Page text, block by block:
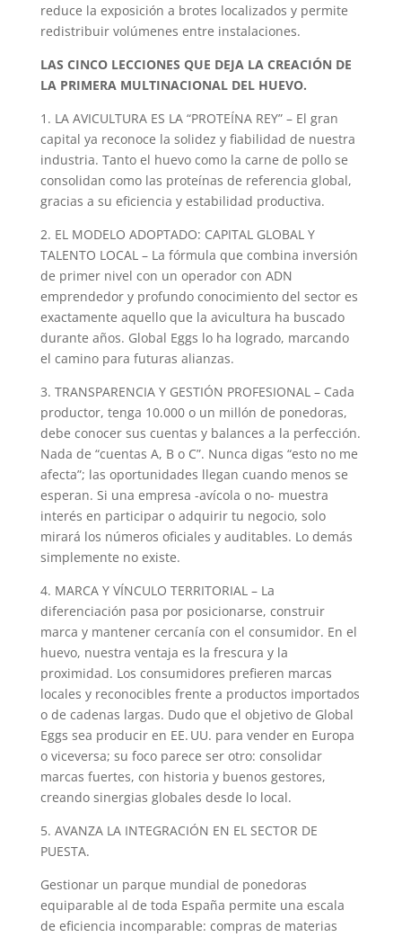
reduce la exposición a brotes localizados y permite
redistribuir volúmenes entre instalaciones.
LAS CINCO LECCIONES QUE DEJA LA CREACIÓN DE
LA PRIMERA MULTINACIONAL DEL HUEVO.
1. LA AVICULTURA ES LA “PROTEÍNA REY” – El gran
capital ya reconoce la solidez y fiabilidad de nuestra
industria. Tanto el huevo como la carne de pollo se
consolidan como las proteínas de referencia global,
gracias a su eficiencia y estabilidad productiva.
2. EL MODELO ADOPTADO: CAPITAL GLOBAL Y
TALENTO LOCAL – La fórmula que combina inversión
de primer nivel con un operador con ADN
emprendedor y profundo conocimiento del sector es
exactamente aquello que la avicultura ha buscado
durante años. Global Eggs lo ha logrado, marcando
el camino para futuras alianzas.
3. TRANSPARENCIA Y GESTIÓN PROFESIONAL – Cada
productor, tenga 10.000 o un millón de ponedoras,
debe conocer sus cuentas y balances a la perfección.
Nada de “cuentas A, B o C”. Nunca digas “esto no me
afecta”; las oportunidades llegan cuando menos se
esperan. Si una empresa -avícola o no- muestra
interés en participar o adquirir tu negocio, solo
mirará los números oficiales y auditables. Lo demás
simplemente no existe.
4. MARCA Y VÍNCULO TERRITORIAL – La
diferenciación pasa por posicionarse, construir
marca y mantener cercanía con el consumidor. En el
huevo, nuestra ventaja es la frescura y la
proximidad. Los consumidores prefieren marcas
locales y reconocibles frente a productos importados
o de cadenas largas. Dudo que el objetivo de Global
Eggs sea producir en EE. UU. para vender en Europa
o viceversa; su foco parece ser otro: consolidar
marcas fuertes, con historia y buenos gestores,
creando sinergias globales desde lo local.
5. AVANZA LA INTEGRACIÓN EN EL SECTOR DE
PUESTA.
Gestionar un parque mundial de ponedoras
equiparable al de toda España permite una escala
de eficiencia incomparable: compras de materias